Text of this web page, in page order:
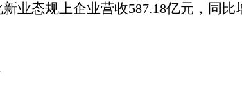
业态规上企业营收587.18亿元，同比